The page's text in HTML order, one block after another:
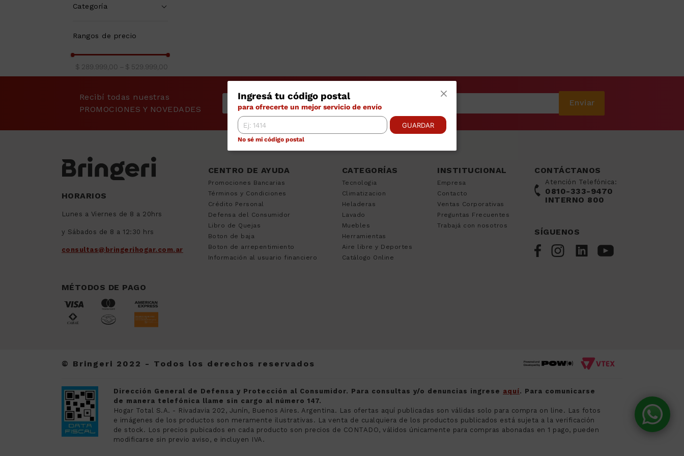
sommier
Categoría
Rangos de precio
$ 289.999,00 – $ 529.999,00
Recibí todas nuestras
PROMOCIONES Y NOVEDADES
Enviar
HORARIOS
Lunes a Viernes de 8 a 20hrs
y Sábados de 8 a 12:30 hrs
consultas@bringerihogar.com.ar
CENTRO DE AYUDA
Promociones Bancarias
Términos y Condiciones
Crédito Personal
Defensa del Consumidor
Libro de Quejas
Boton de baja
Boton de arrepentimiento
Información al usuario financiero
CATEGORÍAS
Tecnologia
Climatizacion
Heladeras
Lavado
Muebles
Herramientas
Aire libre y Deportes
Catálogo Online
INSTITUCIONAL
Empresa
Contacto
Ventas Corporativas
Preguntas Frecuentes
Trabajá con nosotros
CONTÁCTANOS
Atención Telefónica:
0810-333-9470
INTERNO 800
SÍGUENOS
MÉTODOS DE PAGO
© Bringeri 2022 - Todos los derechos reservados
Dirección General de Defensa y Protección al Consumidor. Para consultas y/o denuncias ingrese aquí. Para comunicarse
de manera telefónica llame sin cargo al número 147.
Hogar Total S.A. - Rivadavia 202, Junín, Buenos Aires. Argentina. Las ofertas aquí publicadas son válidas solo para compra on line. Las fotos
e imágenes de los productos son meramente ilustrativas. La venta de cualquiera de los productos publicados está sujeta a la verificación
de stock. Los precios pubicados en cada producto son precios de CONTADO, válidos únicamente para compras abonadas en 1 pago, pueden
modificarse sin previo aviso, e incluyen IVA.
Ingresá tu código postal
para ofrecerte un mejor servicio de envío
GUARDAR
No sé mi código postal